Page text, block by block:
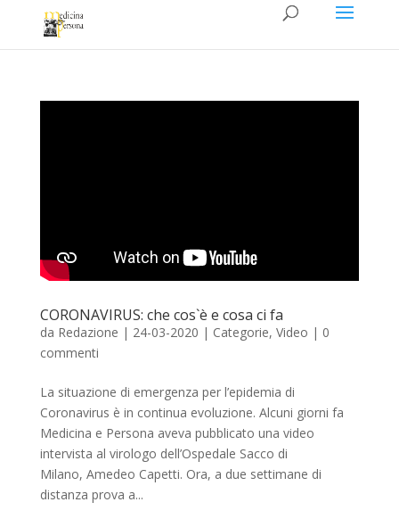
CORONAVIRUS: che cos`è e cosa ci fa
da Redazione | 24-03-2020 | Categorie, Video | 0
commenti
La situazione di emergenza per l’epidemia di
Coronavirus è in continua evoluzione. Alcuni giorni fa
Medicina e Persona aveva pubblicato una video
intervista al virologo dell’Ospedale Sacco di
Milano, Amedeo Capetti. Ora, a due settimane di
distanza prova a...